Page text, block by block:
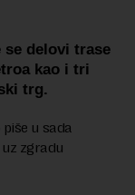
se delovi trase
kao i tri
trg.
u sada
zgradu